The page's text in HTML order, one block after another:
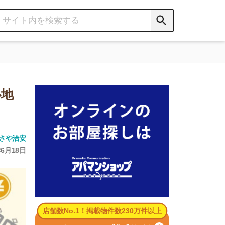
No.1！掲載物件数230万件以上
マンショップ公式サイト